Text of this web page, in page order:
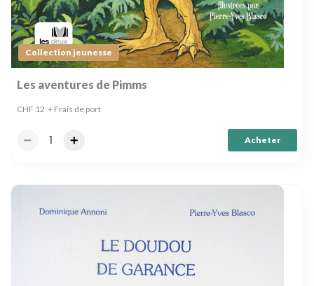
Collection jeunesse
Les aventures de Pimms
CHF 12 + Frais de port
Acheter